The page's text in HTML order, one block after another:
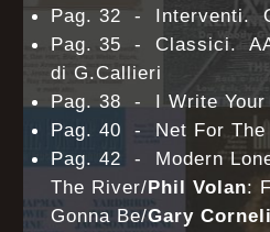
Pag. 32 - Interventi.
Pag. 35 - Classici.
di G.Callieri
Pag. 38 - I Write
Pag. 40 - Net For The
Pag. 42 - Modern
The River/Phil Volan:
Gonna Be/Gary